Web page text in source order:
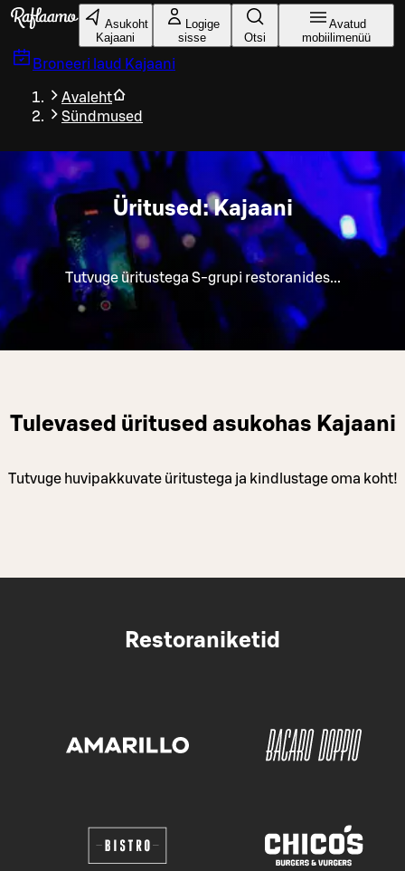
Liigu peamise sisu juurde
Asukoht
Kajaani
Logige
sisse
Otsi
Avatud
mobiilimenüü
Broneeri laud Kajaani
Avaleht
Sündmused
Üritused: Kajaani
Tutvuge üritustega S-grupi restoranides...
Tulevased üritused asukohas Kajaani
Tutvuge huvipakkuvate üritustega ja kindlustage oma koht!
Restoraniketid